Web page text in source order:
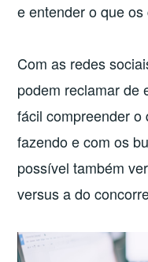
e entender o que
Com as redes
podem reclamar de
fácil compreender
fazendo e com os
possível também
versus a do